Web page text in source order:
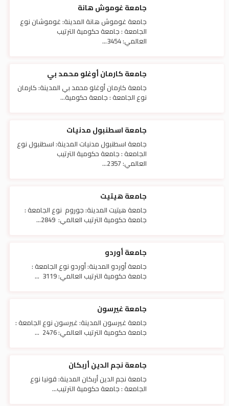
جامعة غوموش هانة
جامعة غوموش هانة المدينة: غوموشان نوع
الجامعة : جامعة حكومية الترتيب
العالمي: 3454...
جامعة كارمان أوغلو محمد بي
جامعة كارمان أوغلو محمد بي المدينة: كارمان
نوع الجامعة : جامعة حكومية...
جامعة اسطنبول مدنيات
جامعة اسطنبول مدنيات المدينة: اسطنبول نوع
الجامعة : جامعة حكومية الترتيب
العالمي: 2357...
جامعة هيتيت
جامعة هيتيت المدينة: جوروم نوع الجامعة :
جامعة حكومية الترتيب العالمي: 2849...
جامعة أوردو
جامعة أوردو المدينة: أوردو نوع الجامعة :
جامعة حكومية الترتيب العالمي: 3119 ...
جامعة غيرسون
جامعة غيرسون المدينة: غيرسون نوع الجامعة :
جامعة حكومية الترتيب العالمي: 2476 ...
جامعة نجم الدين أربكان
جامعة نجم الدين أربكان المدينة: قونيا نوع
الجامعة : جامعة حكومية الترتيب...